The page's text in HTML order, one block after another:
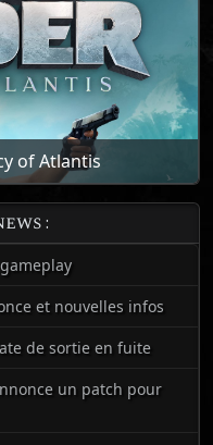
of Atlantis
:
et nouvelles infos
de sortie en fuite
un patch pour